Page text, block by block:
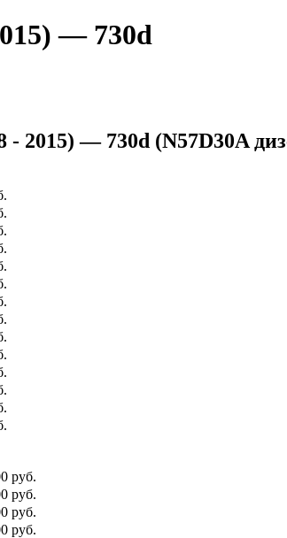
— 730d
2015) — 730d (N57D30A
руб.
руб.
руб.
руб.